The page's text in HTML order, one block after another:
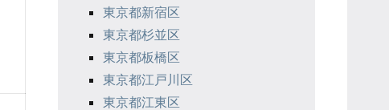
東京都新宿区
東京都杉並区
東京都板橋区
東京都江戸川区
東京都江東区